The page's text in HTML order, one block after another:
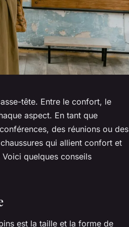
tête. Entre le confort, le
aspect. En tant que
des réunions ou des
qui allient confort et
quelques conseils
est la taille et la forme de